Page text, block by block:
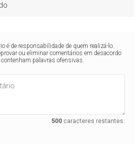
é de responsabilidade de quem realizá-lo.
ou eliminar comentários em desacordo
palavras ofensivas.
500caracteres restantes.